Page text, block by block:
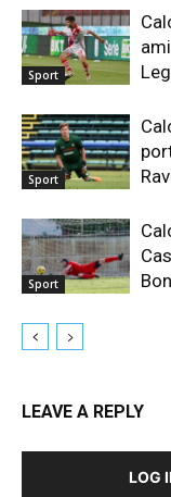
Sport
Sport
Sport
LEAVE A REPLY
LOG